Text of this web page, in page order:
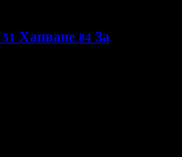
51 Хапване 84 За